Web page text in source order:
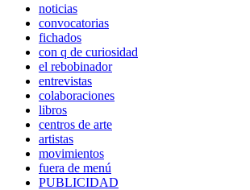
noticias
convocatorias
fichados
con q de curiosidad
el rebobinador
entrevistas
colaboraciones
libros
centros de arte
artistas
movimientos
fuera de menú
PUBLICIDAD